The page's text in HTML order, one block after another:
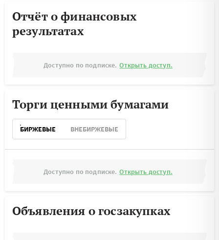
Отчёт о финансовых
результатах
Доступно по подписке. Открыть доступ.
Торги ценными бумагами
БИРЖЕВЫЕ ВНЕБИРЖЕВЫЕ
Доступно по подписке. Открыть доступ.
Объявления о госзакупках